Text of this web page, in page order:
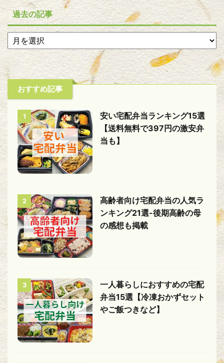
過去の記事
おすすめ記事
1
安い宅配弁当ランキング15選
【送料無料で397円の激安弁
当も】
2
高齢者向け宅配弁当の人気ラ
ンキング21選-後期高齢の母
の感想も掲載
3
一人暮らしにおすすめの宅配
弁当15選【冷凍おかずセット
やご飯つきなど】